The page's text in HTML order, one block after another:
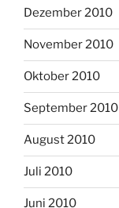
Dezember 2010
November 2010
Oktober 2010
September 2010
August 2010
Juli 2010
Juni 2010